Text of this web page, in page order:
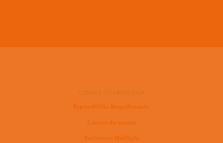
Espondilitis Anquilosante
Cáncer de mama
Esclerosis Múltiple